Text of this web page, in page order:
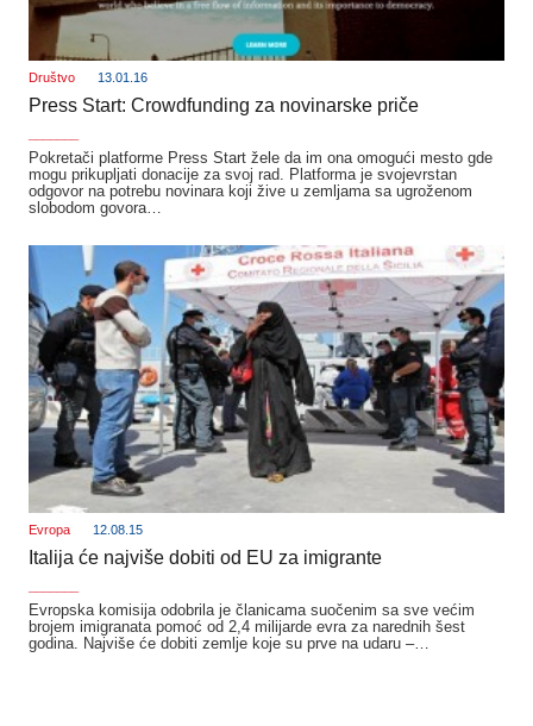
Društvo 13.01.16
Press Start: Crowdfunding za novinarske priče
Pokretači platforme Press Start žele da im ona omogući mesto gde
mogu prikupljati donacije za svoj rad. Platforma je svojevrstan
odgovor na potrebu novinara koji žive u zemljama sa ugroženom
slobodom govora…
Evropa 12.08.15
Italija će najviše dobiti od EU za imigrante
Evropska komisija odobrila je članicama suočenim sa sve većim
brojem imigranata pomoć od 2,4 milijarde evra za narednih šest
godina. Najviše će dobiti zemlje koje su prve na udaru –…